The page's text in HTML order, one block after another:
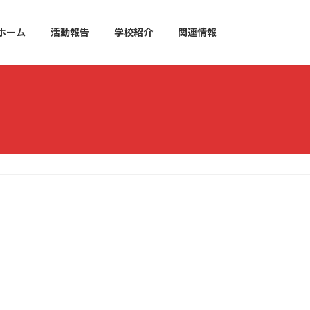
ーム 活動報告 学校紹介 関連情報